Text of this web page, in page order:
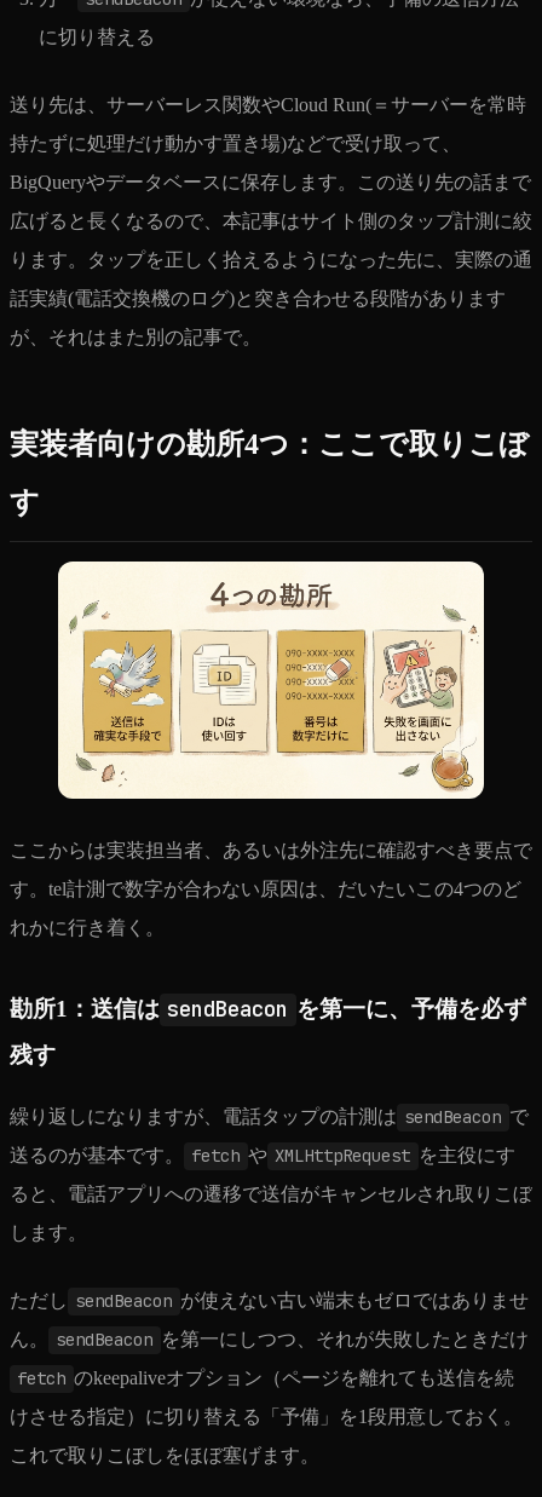
に切り替える
送り先は、サーバーレス関数やCloud Run(＝サーバーを常時
持たずに処理だけ動かす置き場)などで受け取って、
BigQueryやデータベースに保存します。この送り先の話まで
広げると長くなるので、本記事はサイト側のタップ計測に絞
ります。タップを正しく拾えるようになった先に、実際の通
話実績(電話交換機のログ)と突き合わせる段階があります
が、それはまた別の記事で。
実装者向けの勘所4つ：ここで取りこぼ
す
ここからは実装担当者、あるいは外注先に確認すべき要点で
す。tel計測で数字が合わない原因は、だいたいこの4つのど
れかに行き着く。
勘所1：送信は sendBeacon を第一に、予備を必ず
残す
繰り返しになりますが、電話タップの計測は sendBeacon で
送るのが基本です。
fetch や XMLHttpRequest を主役にす
ると、電話アプリへの遷移で送信がキャンセルされ取りこぼ
します。
ただし sendBeacon が使えない古い端末もゼロではありませ
ん。
sendBeacon を第一にしつつ、それが失敗したときだけ
fetch のkeepaliveオプション（ページを離れても送信を続
けさせる指定）に切り替える「予備」を1段用意しておく。
これで取りこぼしをほぼ塞げます。